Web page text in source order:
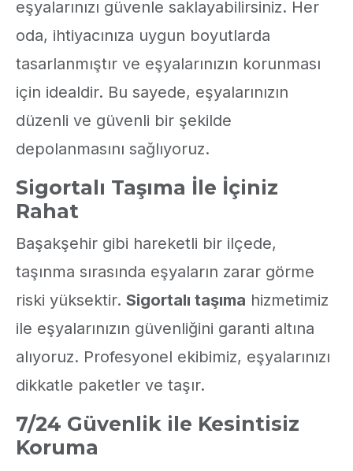
eşyalarınızı güvenle saklayabilirsiniz. Her
oda, ihtiyacınıza uygun boyutlarda
tasarlanmıştır ve eşyalarınızın korunması
için idealdir. Bu sayede, eşyalarınızın
düzenli ve güvenli bir şekilde
depolanmasını sağlıyoruz.
Sigortalı Taşıma İle İçiniz
Rahat
Başakşehir gibi hareketli bir ilçede,
taşınma sırasında eşyaların zarar görme
riski yüksektir. Sigortalı taşıma hizmetimiz
ile eşyalarınızın güvenliğini garanti altına
alıyoruz. Profesyonel ekibimiz, eşyalarınızı
dikkatle paketler ve taşır.
7/24 Güvenlik ile Kesintisiz
Koruma